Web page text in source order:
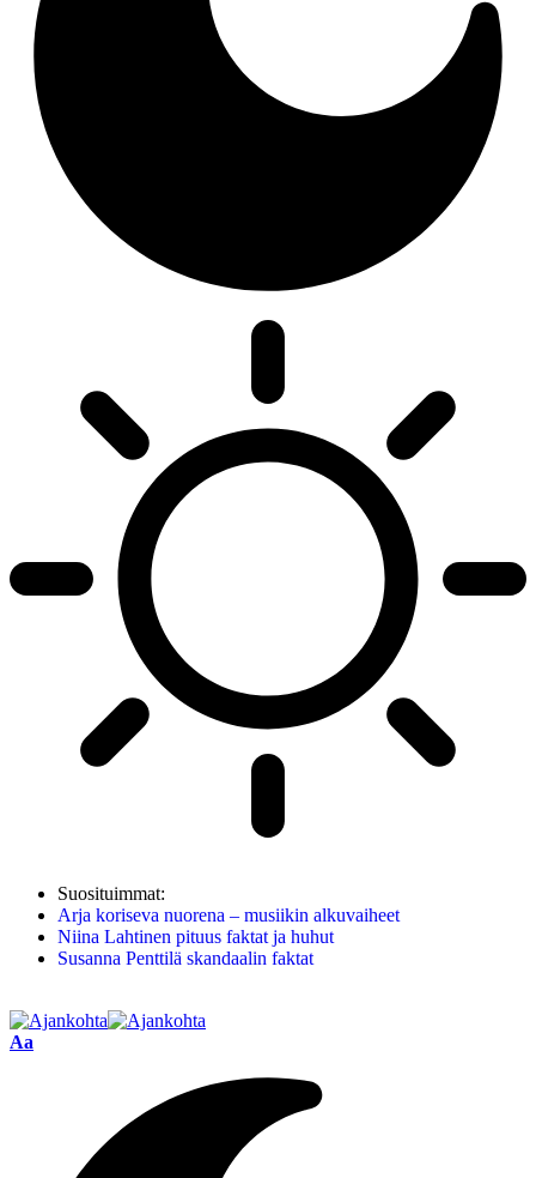
Suosituimmat:
Arja koriseva nuorena – musiikin alkuvaiheet
Niina Lahtinen pituus faktat ja huhut
Susanna Penttilä skandaalin faktat
Aa